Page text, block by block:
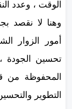
الوقت ، وعدد
وهنا لا نقصد
أمور الزوار
تحسين الجودة
المحفوظة من
التطوير